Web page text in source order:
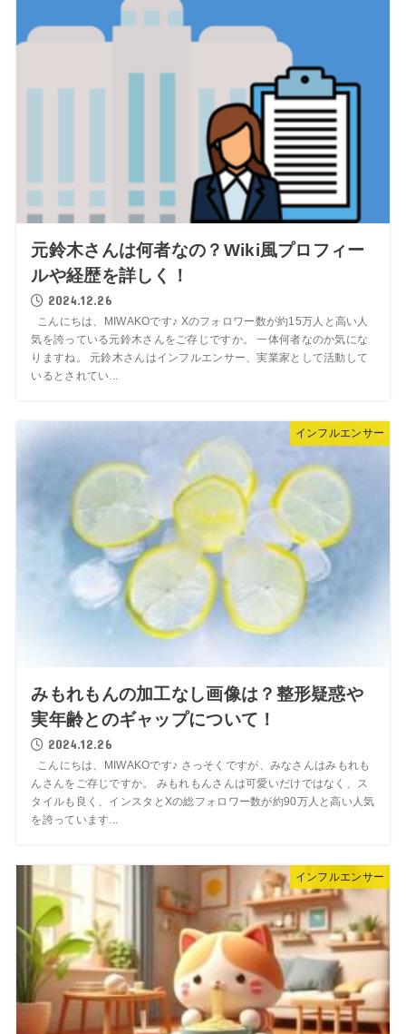
元鈴木さんは何者なの？Wiki風プロフィー
ルや経歴を詳しく！
2024.12.26
こんにちは、MIWAKOです♪ Xのフォロワー数が約15万人と高い人
気を誇っている元鈴木さんをご存じですか。 一体何者なのか気にな
りますね。 元鈴木さんはインフルエンサー、実業家として活動して
いるとされてい...
インフルエンサー
みもれもんの加工なし画像は？整形疑惑や
実年齢とのギャップについて！
2024.12.26
こんにちは、MIWAKOです♪ さっそくですが、みなさんはみもれも
んさんをご存じですか。 みもれもんさんは可愛いだけではなく、ス
タイルも良く、インスタとXの総フォロワー数が約90万人と高い人気
を誇っています...
インフルエンサー